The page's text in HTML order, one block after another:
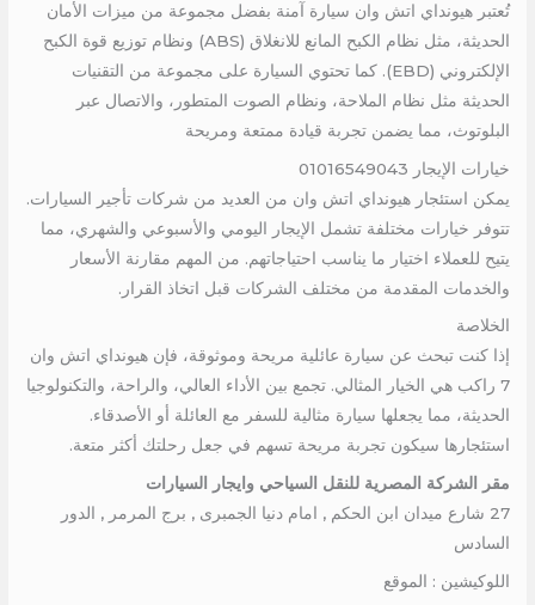
تُعتبر هيونداي اتش وان سيارة آمنة بفضل مجموعة من ميزات الأمان
الحديثة، مثل نظام الكبح المانع للانغلاق (ABS) ونظام توزيع قوة الكبح
الإلكتروني (EBD). كما تحتوي السيارة على مجموعة من التقنيات
الحديثة مثل نظام الملاحة، ونظام الصوت المتطور، والاتصال عبر
البلوتوث، مما يضمن تجربة قيادة ممتعة ومريحة
خيارات الإيجار 01016549043
يمكن استئجار هيونداي اتش وان من العديد من شركات تأجير السيارات.
تتوفر خيارات مختلفة تشمل الإيجار اليومي والأسبوعي والشهري، مما
يتيح للعملاء اختيار ما يناسب احتياجاتهم. من المهم مقارنة الأسعار
والخدمات المقدمة من مختلف الشركات قبل اتخاذ القرار.
الخلاصة
إذا كنت تبحث عن سيارة عائلية مريحة وموثوقة، فإن هيونداي اتش وان
7 راكب هي الخيار المثالي. تجمع بين الأداء العالي، والراحة، والتكنولوجيا
الحديثة، مما يجعلها سيارة مثالية للسفر مع العائلة أو الأصدقاء.
استئجارها سيكون تجربة مريحة تسهم في جعل رحلتك أكثر متعة.
مقر الشركة المصرية للنقل السياحي وايجار السيارات
27 شارع ميدان ابن الحكم , امام دنيا الجمبرى , برج المرمر , الدور
السادس
اللوكيشين : الموقع